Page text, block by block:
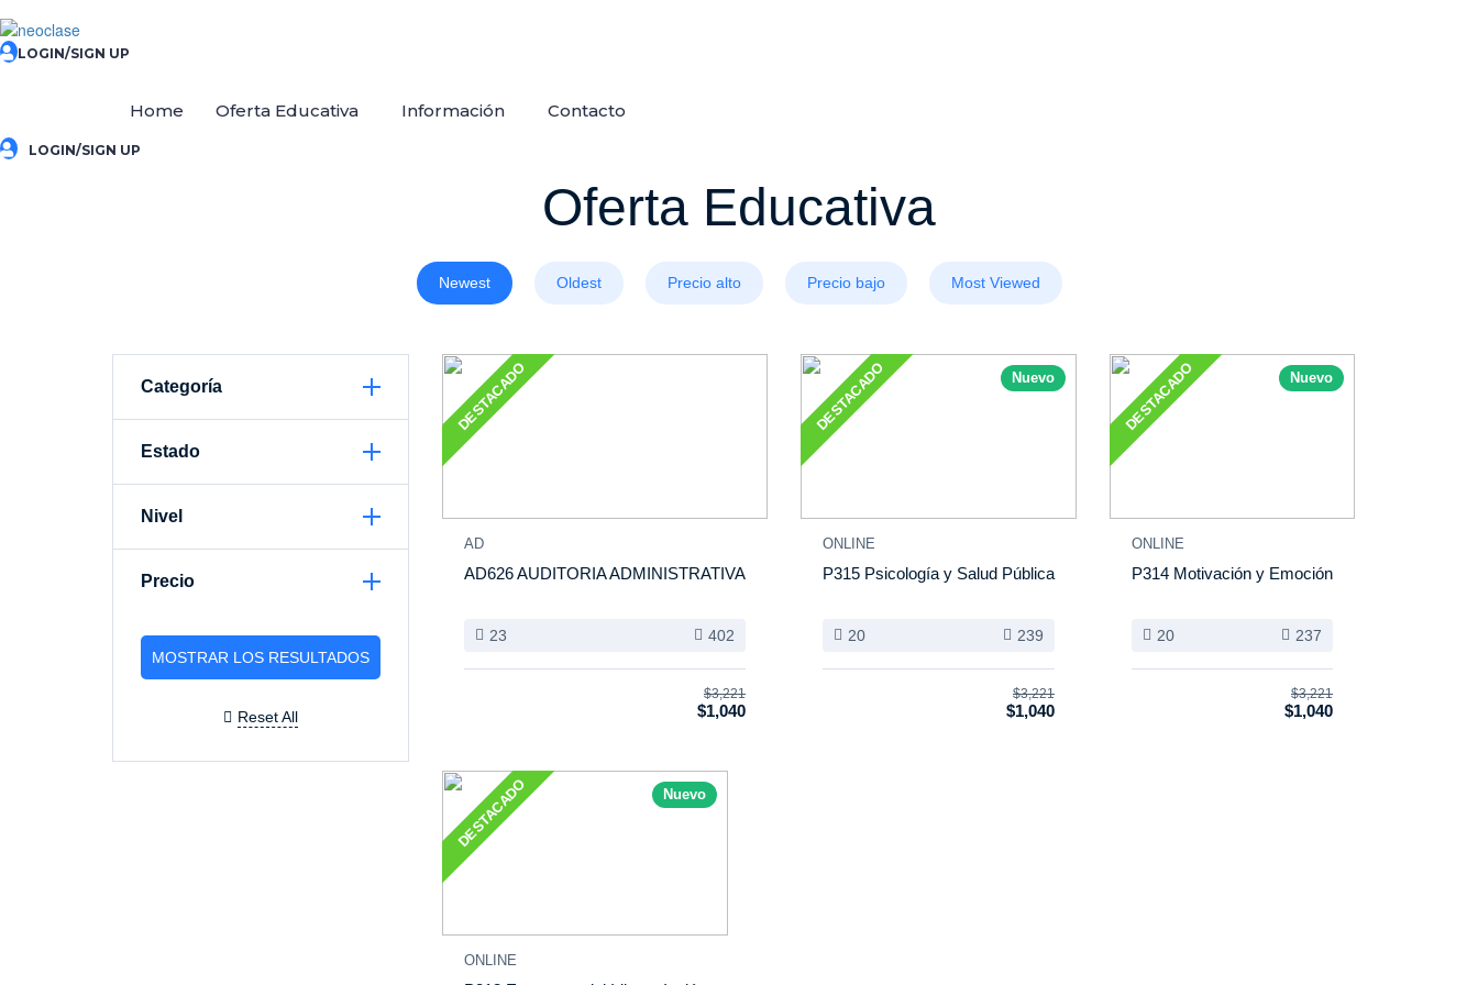
LOGIN/SIGN UP
Home Oferta Educativa Información Contacto
LOGIN/SIGN UP
Oferta Educativa
Newest Oldest Precio alto Precio bajo Most Viewed
Categoría
Estado
Nivel
Precio
Reset All
DESTACADO
AD
AD626 AUDITORIA ADMINISTRATIVA
23 402
$3,221
$1,040
DESTACADO Nuevo
ONLINE
P315 Psicología y Salud Pública
20 239
$3,221
$1,040
DESTACADO Nuevo
ONLINE
P314 Motivación y Emoción
20 237
$3,221
$1,040
DESTACADO Nuevo
ONLINE